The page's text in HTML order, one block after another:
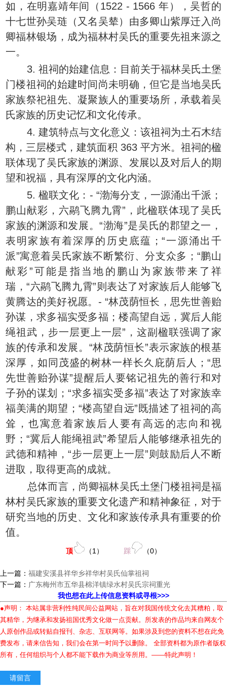
如，在明嘉靖年间（1522 - 1566 年），吴哲的
十七世孙吴琏（又名吴辇）由多卿山紫厚迁入尚
卿福林银场，成为福林村吴氏的重要先祖来源之
一。
3. 祖祠的始建信息：目前关于福林吴氏土堡
门楼祖祠的始建时间尚未明确，但它是当地吴氏
家族祭祀祖先、凝聚族人的重要场所，承载着吴
氏家族的历史记忆和文化传承。
4. 建筑特点与文化意义：该祖祠为土石木结
构，三层楼式，建筑面积 363 平方米。祖祠的楹
联体现了吴氏家族的渊源、发展以及对后人的期
望和祝福，具有深厚的文化内涵。
5. 楹联文化：- “渤海分支，一源涌出千派；
鹏山献彩，六鹝飞腾九霄”，此楹联体现了吴氏
家族的渊源和发展。“渤海”是吴氏的郡望之一，
表明家族有着深厚的历史底蕴；“一源涌出千
派”寓意着吴氏家族不断繁衍、分支众多；“鹏山
献彩”可能是指当地的鹏山为家族带来了祥
瑞，“六鹝飞腾九霄”则表达了对家族后人能够飞
黄腾达的美好祝愿。- “林茂荫恒长，思先世善贻
孙谋，求多福实受多福；楼高望自远，冀后人能
绳祖武，步一层更上一层”，这副楹联强调了家
族的传承和发展。“林茂荫恒长”表示家族的根基
深厚，如同茂盛的树林一样长久庇荫后人；“思
先世善贻孙谋”提醒后人要铭记祖先的善行和对
子孙的谋划；“求多福实受多福”表达了对家族幸
福美满的期望；“楼高望自远”既描述了祖祠的高
耸，也寓意着家族后人要有高远的志向和视
野；“冀后人能绳祖武”希望后人能够继承祖先的
武德和精神，“步一层更上一层”则鼓励后人不断
进取，取得更高的成就。
总体而言，尚卿福林吴氏土堡门楼祖祠是福
林村吴氏家族的重要文化遗产和精神象征，对于
研究当地的历史、文化和家族传承具有重要的价
值。
顶 （1 ） 踩 （0）
上一篇： 福建安溪县祥华乡祥华村吴氏仙掌祖祠
下一篇： 广东梅州市五华县棉洋镇绿水村吴氏宗祠重光
我也想在此上传信息资料或寻根>>>
●声明： 本站属非营利性纯民间公益网站，旨在对我国传统文化去其糟粕，取
其精华，为继承和发扬祖国优秀文化做一点贡献。所发表的作品均来自网友个
人原创作品或转贴自报刊、杂志、互联网等。如果涉及到您的资料不想在此免
费发布，请来信告知，我们会在第一时间予以删除。 全部资料都为原作者版权
所有，任何组织与个人都不能下载作为商业等所用。——特此声明！
请留言